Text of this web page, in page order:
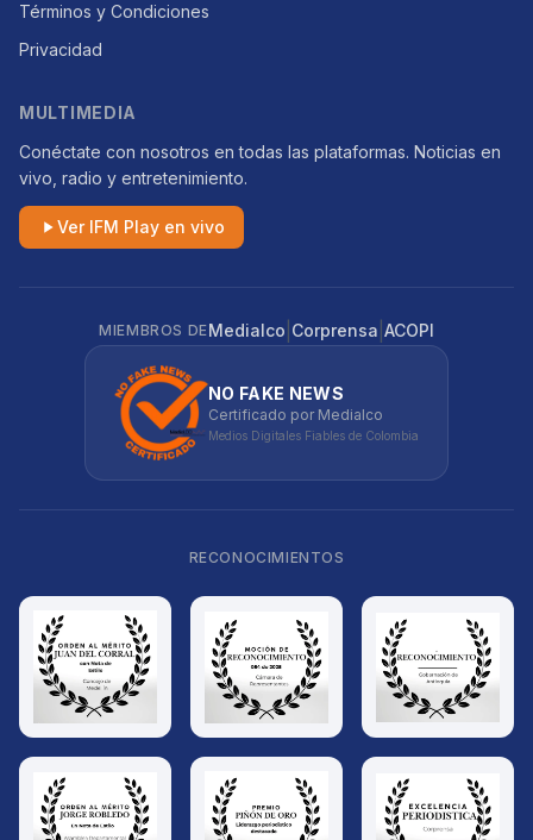
Términos y Condiciones
Privacidad
MULTIMEDIA
Conéctate con nosotros en todas las plataformas. Noticias en
vivo, radio y entretenimiento.
Ver IFM Play en vivo
MIEMBROS DEMedialco Corprensa ACOPI
NO FAKE NEWS
Certificado por Medialco
Medios Digitales Fiables de Colombia
RECONOCIMIENTOS